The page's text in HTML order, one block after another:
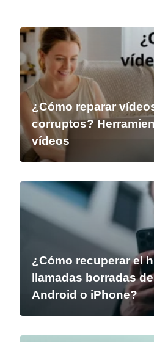
¿Cómo reparar
corruptos?
vídeos
¿Cómo recuperar el
llamadas borradas
Android o iPhone?